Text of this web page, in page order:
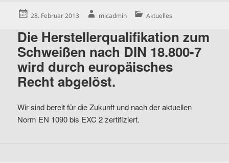
Posted
28. Februar 2013 Author
micadmin Categories
Aktuelles
Die Herstellerqualifikation zum
Schweißen nach DIN 18.800-7
wird durch europäisches
Recht abgelöst.
Wir sind bereit für die Zukunft und nach der aktuellen
Norm EN 1090 bis EXC 2 zertifiziert.